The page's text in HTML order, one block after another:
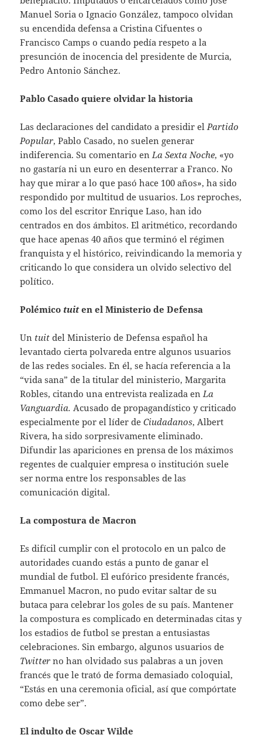
Manuel Soria o Ignacio González, tampoco olvidan
su encendida defensa a Cristina Cifuentes o
Francisco Camps o cuando pedía respeto a la
presunción de inocencia del presidente de Murcia,
Pedro Antonio Sánchez.
Pablo Casado quiere olvidar la historia
Las declaraciones del candidato a presidir elPartido
Popular, Pablo Casado, no suelen generar
indiferencia. Su comentario enLa Sexta Noche, «yo
no gastaría ni un euro en desenterrar a Franco. No
hay que mirar a lo que pasó hace 100 años», ha sido
respondido por multitud de usuarios. Los reproches,
como los del escritor Enrique Laso, han ido
centrados en dos ámbitos. El aritmético, recordando
que hace apenas 40 años que terminó el régimen
franquista y el histórico, reivindicando la memoria y
criticando lo que considera un olvido selectivo del
político.
Polémico tuiten el Ministerio de Defensa
Un tuit del Ministerio de Defensa español ha
levantado cierta polvareda entre algunos usuarios
de las redes sociales. En él, se hacía referencia a la
“vida sana” de la titular del ministerio, Margarita
Robles, citando una entrevista realizada enLa
Vanguardia.Acusado de propagandístico y criticado
especialmente por el líder deCiudadanos, Albert
Rivera, ha sido sorpresivamente eliminado.
Difundir las apariciones en prensa de los máximos
regentes de cualquier empresa o institución suele
ser norma entre los responsables de las
comunicación digital.
La compostura de Macron
Es difícil cumplir con el protocolo en un palco de
autoridades cuando estás a punto de ganar el
mundial de futbol. El eufórico presidente francés,
Emmanuel Macron, no pudo evitar saltar de su
butaca para celebrar los goles de su país. Mantener
la compostura es complicado en determinadas citas y
los estadios de futbol se prestan a entusiastas
celebraciones. Sin embargo, algunos usuarios de
Twitter no han olvidado sus palabras a un joven
francés que le trató de forma demasiado coloquial,
“Estás en una ceremonia oficial, así que compórtate
como debe ser”.
El indulto de Oscar Wilde